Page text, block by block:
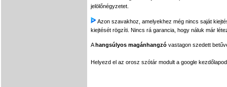
jelölőnégyzetet.
Azon szavakhoz, amelyekhez még nincs saját
kiejtését rögzíti. Nincs rá garancia, hogy náluk már
Ahangsúlyos magánhangzó vastagon szedett
Helyezd el az orosz szótár modult a google